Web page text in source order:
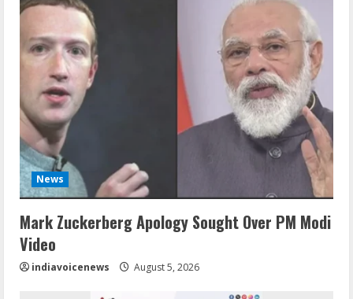
News
Mark Zuckerberg Apology Sought Over PM Modi
Video
indiavoicenews August 5, 2026